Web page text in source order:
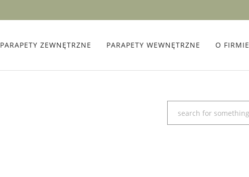
PARAPETY ZEWNĘTRZNE PARAPETY WEWNĘTRZNE O FIRMIE